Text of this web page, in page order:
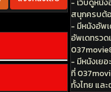
สนุกครบต้
- มีหนังอัพ
อัพเดทรวด
- มีหนังเยอ
ที่
ทั้งไทย แล